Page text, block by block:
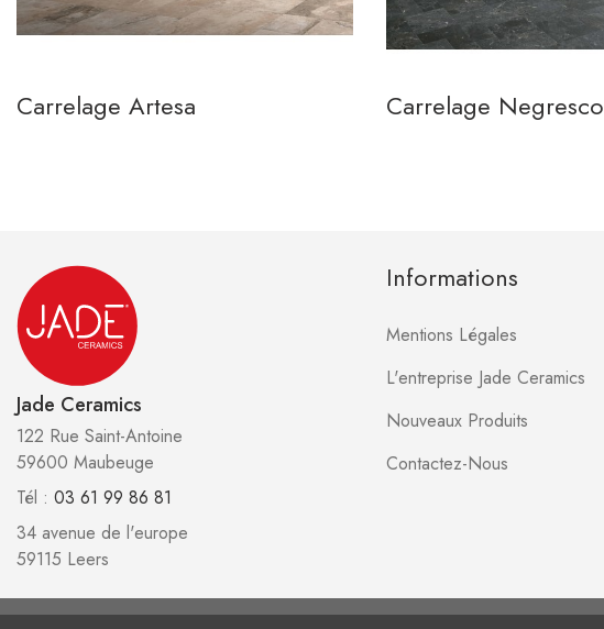
Carrelage Artesa Carrelage Negresco
Jade Ceramics
122 Rue Saint-Antoine
59600 Maubeuge
Tél : 03 61 99 86 81
34 avenue de l'europe
59115 Leers
Informations
Mentions Légales
L'entreprise Jade Ceramics
Nouveaux Produits
Contactez-Nous